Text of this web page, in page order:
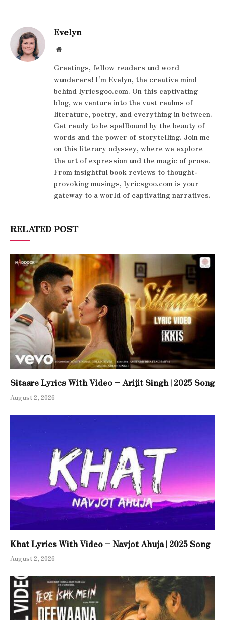
Evelyn
Website
Greetings, fellow readers and word
wanderers! I'm Evelyn, the creative mind
behind lyricsgoo.com. On this captivating
blog, we venture into the vast realms of
literature, poetry, and everything in between.
Get ready to be spellbound by the beauty of
words and the power of storytelling. Join me
on this literary odyssey, where we explore
the art of expression and the magic of prose.
From insightful book reviews to thought-
provoking musings, lyricsgoo.com is your
gateway to a world of captivating narratives.
RELATED POST
Sitaare Lyrics With Video – Arijit Singh | 2025 Song
August 2, 2026
Khat Lyrics With Video – Navjot Ahuja | 2025 Song
August 2, 2026